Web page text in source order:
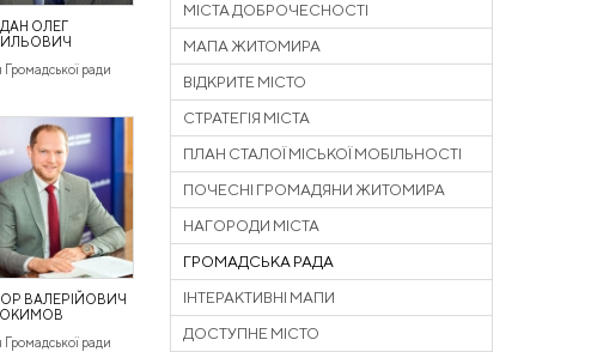
ОЛЕГ
ради
ВАЛЕРІЙОВИЧ
ради
МІСТА ДОБРОЧЕСНОСТІ
МАПА ЖИТОМИРА
ВІДКРИТЕ МІСТО
СТРАТЕГІЯ МІСТА
ПЛАН СТАЛОЇ МІСЬКОЇ МОБІЛЬНОСТІ
ПОЧЕСНІ ГРОМАДЯНИ ЖИТОМИРА
НАГОРОДИ МІСТА
ГРОМАДСЬКА РАДА
ІНТЕРАКТИВНІ МАПИ
ДОСТУПНЕ МІСТО